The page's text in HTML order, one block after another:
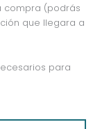
compra (podrás
que llegara a
para